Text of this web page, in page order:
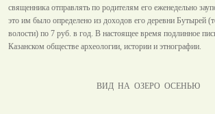
священника отправлять по родителям его еженедельно
это им было определено из доходов его деревни Бутырей
волости) по 7 руб. в год. В настоящее время подлинное
Казанском обществе археологии, истории и этнографии.
ВИД НА ОЗЕРО